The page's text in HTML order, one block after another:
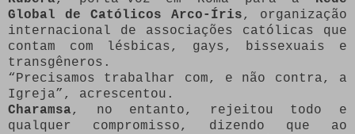
Global de Católicos Arco-Íris, organização
internacional de associações católicas que
contam com lésbicas, gays, bissexuais e
transgêneros.
“Precisamos trabalhar com, e não contra, a
Igreja”, acrescentou.
Charamsa, no entanto, rejeitou todo e
qualquer compromisso, dizendo que ao